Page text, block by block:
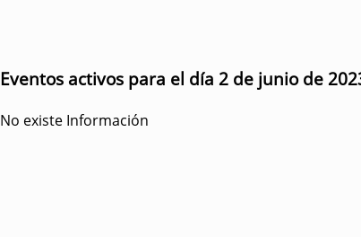
Eventos activos para el día 2 de junio de
No existe Información